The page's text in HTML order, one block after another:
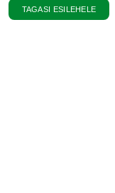
TAGASI ESILEHELE